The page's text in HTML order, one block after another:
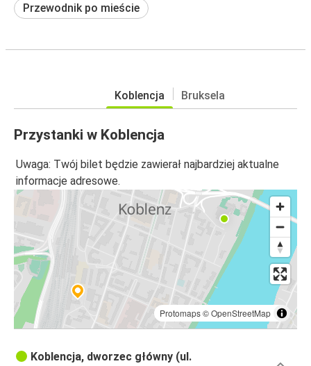
Przewodnik po mieście
Koblencja Bruksela
Przystanki w Koblencja
Uwaga: Twój bilet będzie zawierał najbardziej aktualne
informacje adresowe.
Protomaps©OpenStreetMap
Koblencja, dworzec główny (ul.